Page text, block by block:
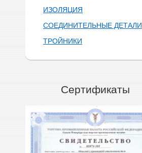
ИЗОЛЯЦИЯ
СОЕДИНИТЕЛЬНЫЕ ДЕТАЛИ
ТРОЙНИКИ
Сертификаты